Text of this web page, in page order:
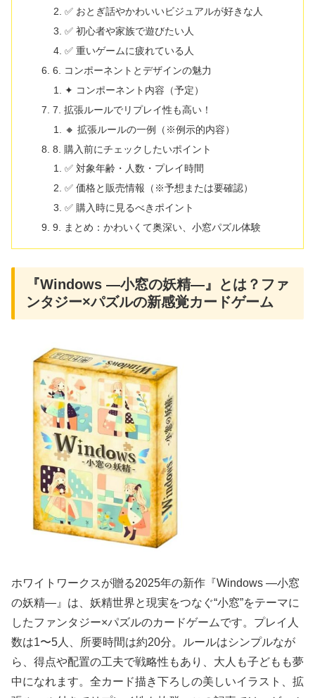
✅ おとぎ話やかわいいビジュアルが好きな人
✅ 初心者や家族で遊びたい人
✅ 重いゲームに疲れている人
6. コンポーネントとデザインの魅力
✦ コンポーネント内容（予定）
7. 拡張ルールでリプレイ性も高い！
🔸 拡張ルールの一例（※例示的内容）
8. 購入前にチェックしたいポイント
✅ 対象年齢・人数・プレイ時間
✅ 価格と販売情報（※予想または要確認）
✅ 購入時に見るべきポイント
9. まとめ：かわいくて奥深い、小窓パズル体験
『Windows ―小窓の妖精―』とは？ファ
ンタジー×パズルの新感覚カードゲーム
ホワイトワークスが贈る2025年の新作『Windows ―小窓
の妖精―』は、妖精世界と現実をつなぐ“小窓”をテーマに
したファンタジー×パズルのカードゲームです。プレイ人
数は1〜5人、所要時間は約20分。ルールはシンプルなが
ら、得点や配置の工夫で戦略性もあり、大人も子どもも夢
中になれます。全カード描き下ろしの美しいイラスト、拡